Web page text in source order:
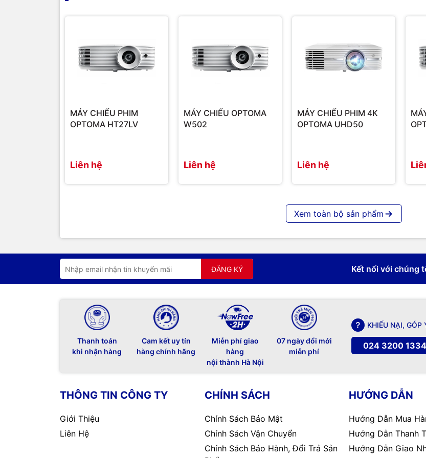
USB tích hợp (5V/1.5A) có thể được sử dụng để cung cấp năng lượng cho các thiết bị phát
trực tuyến như điện thoại và máy tính bảng.
Máy chiếu Optoma W400LVE có thể sạc cho điện thoại
Liên hệ ngay với chúng tôi để được tư vấn rõ hơn về sản phẩm:
Hotline / Zalo:
091 259 9510 / 024 32001 334
Website:AVC.vn
MÁY CHIẾU PHIM
OPTOMA HT27LV
Liên hệ
MÁY CHIẾU OPTOMA
W502
Liên hệ
MÁY CHIẾU PHIM 4K
OPTOMA UHD50
Liên hệ
Xem toàn bộ sản phẩm
ĐĂNG KÝ Kết nối với chúng
Thanh toán
khi nhận hàng
Cam kết uy tín
hàng chính hãng
Miễn phí giao
hàng
nội thành Hà Nội
07 ngày đổi mới
miễn phí
KHIẾU NẠI, GÓP
024 3200 1334
THÔNG TIN CÔNG TY
Giới Thiệu
Liên Hệ
CHÍNH SÁCH
Chính Sách Bảo Mật
Chính Sách Vận Chuyển
Chính Sách Bảo Hành, Đổi Trả Sản
HƯỚNG DẪN
Hướng Dẫn Mua
Hướng Dẫn Thanh
Hướng Dẫn Giao